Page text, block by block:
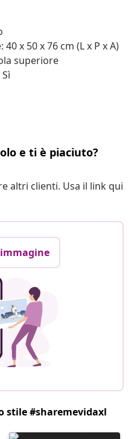
x 50 x 76 cm (L x P x A)
superiore
e ti è piaciuto?
altri clienti. Usa il link qui
stile #sharemevidaxl